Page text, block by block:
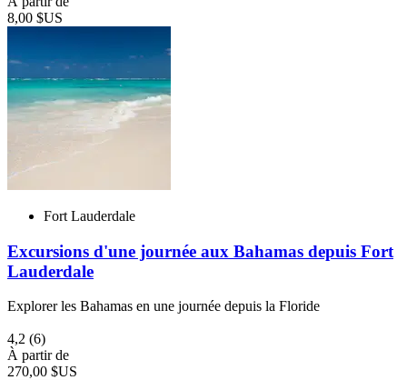
8,00 $US
Fort Lauderdale
Excursions d'une journée aux Bahamas depuis Fort
Lauderdale
Explorer les Bahamas en une journée depuis la Floride
4,2 (6)
À partir de
270,00 $US